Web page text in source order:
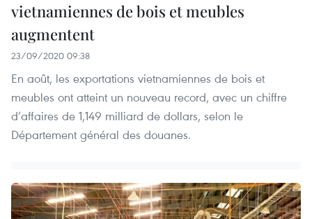
vietnamiennes de bois et meubles
augmentent
23/09/2020 09:38
En août, les exportations vietnamiennes de bois et
meubles ont atteint un nouveau record, avec un chiffre
d’affaires de 1,149 milliard de dollars, selon le
Département général des douanes.